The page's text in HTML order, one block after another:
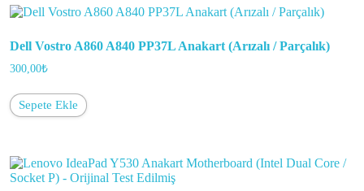
Dell Vostro A860 A840 PP37L Anakart (Arızalı / Parçalık)
300,00₺
Sepete Ekle